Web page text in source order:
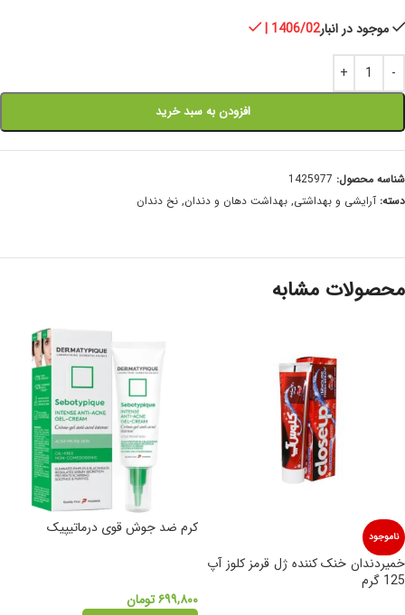
موجود در انبار| 1406/02
افزودن به سبد خرید
شناسه محصول: 1425977
دسته: آرایشی و بهداشتی, بهداشت دهان و دندان, نخ دندان
محصولات مشابه
ناموجود
خمیردندان خنک کننده ژل قرمز کلوز آپ
125 گرم
کرم ضد جوش قوی درماتیپیک
۶۹۹,۸۰۰تومان